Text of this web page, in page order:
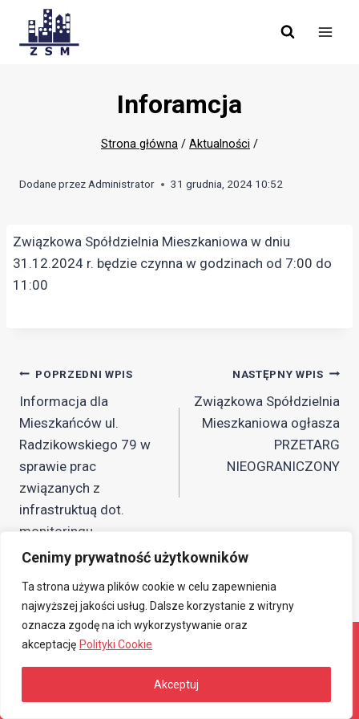
Cenimy prywatność użytkowników
Ta strona używa plików cookie w celu zapewnienia
najwyższej jakości usług. Dalsze korzystanie z witryny
oznacza zgodę na ich wykorzystywanie oraz
akceptację Polityki Cookie
Akceptuj
content
Inforamcja
Strona główna / Aktualności /
Dodane przezAdministrator 31 grudnia, 2024 10:52
Związkowa Spółdzielnia Mieszkaniowa w dniu
31.12.2024 r. będzie czynna w godzinach od 7:00 do
11:00
Nawigacja
wpisu
POPRZEDNI WPIS
Informacja dla
Mieszkańców ul.
Radzikowskiego 79 w
sprawie prac
związanych z
infrastruktuą dot.
monitoringu
NASTĘPNY WPIS
Związkowa Spółdzielnia
Mieszkaniowa ogłasza
PRZETARG
NIEOGRANICZONY
© 2026 Związkowa Spółdzielnia Mieszkaniowa